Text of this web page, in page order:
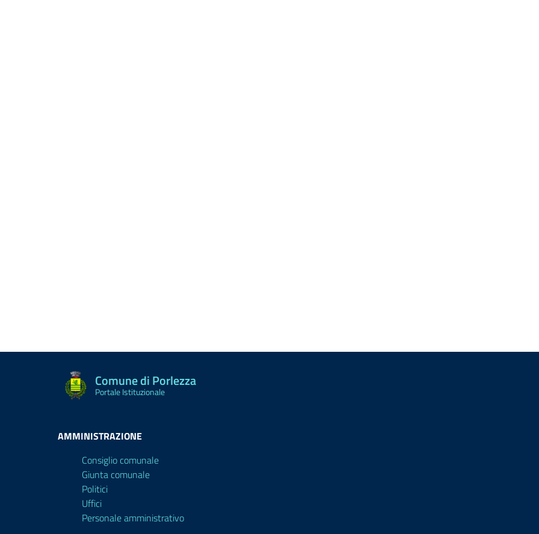
Comune di Porlezza
Portale Istituzionale
AMMINISTRAZIONE
Consiglio comunale
Giunta comunale
Politici
Uffici
Personale amministrativo